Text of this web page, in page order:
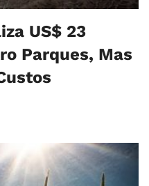
US$ 23
Parques, Mas